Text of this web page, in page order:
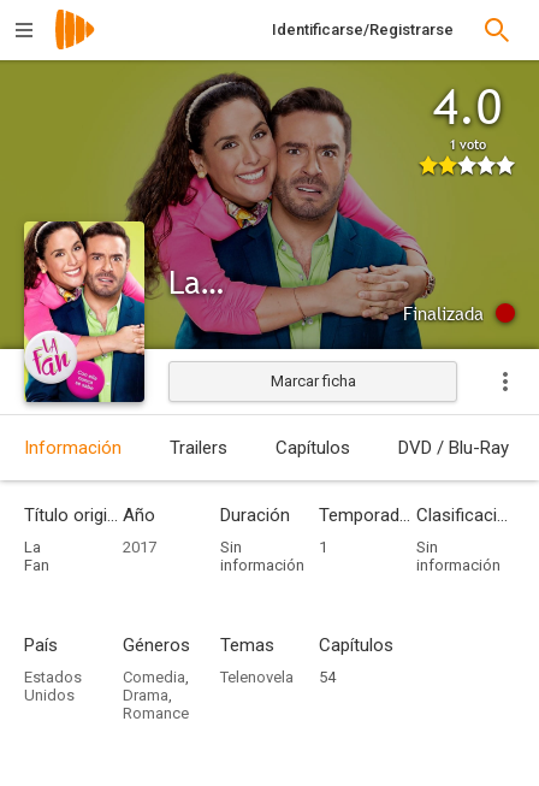
Identificarse/Registrarse
4.0
1 voto
La Fan
Finalizada
Marcar ficha
Información Trailers Capítulos DVD / Blu-Ray
Título original
La
Fan
Año
2017
Duración
Sin
información
Temporadas
1
Clasificación por edades
Sin
información
País
Estados
Unidos
Géneros
Comedia,
Drama,
Romance
Temas
Telenovela
Capítulos
54